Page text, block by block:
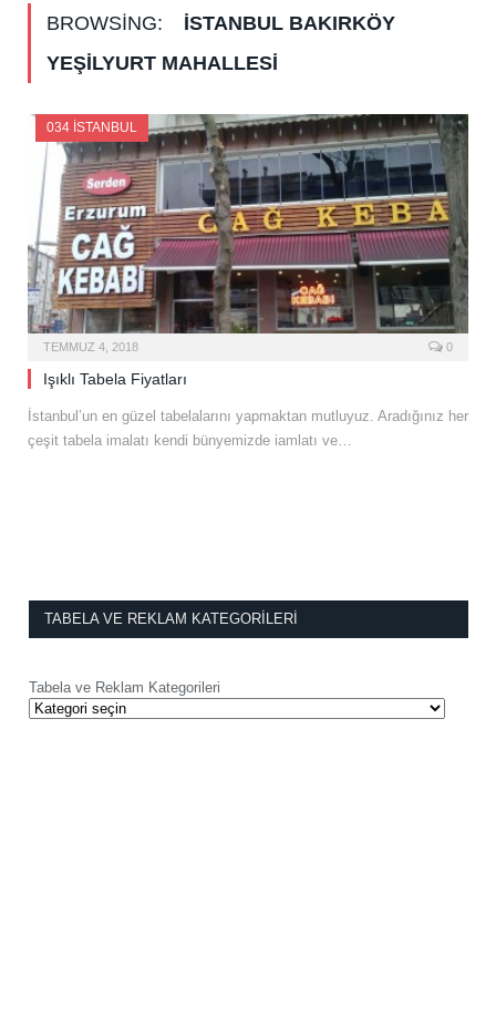
BROWSING:
İSTANBUL BAKIRKÖY
YEŞILYURT MAHALLESI
034 İSTANBUL
TEMMUZ 4, 2018 0
Işıklı Tabela Fiyatları
İstanbul’un en güzel tabelalarını yapmaktan mutluyuz. Aradığınız her
çeşit tabela imalatı kendi bünyemizde iamlatı ve…
TABELA VE REKLAM KATEGORILERI
Tabela ve Reklam Kategorileri